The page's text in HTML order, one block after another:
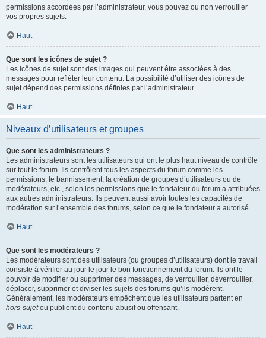
permissions accordées par l’administrateur, vous pouvez ou non verrouiller
vos propres sujets.
Haut
Que sont les icônes de sujet ?
Les icônes de sujet sont des images qui peuvent être associées à des
messages pour refléter leur contenu. La possibilité d’utiliser des icônes de
sujet dépend des permissions définies par l’administrateur.
Haut
Niveaux d’utilisateurs et groupes
Que sont les administrateurs ?
Les administrateurs sont les utilisateurs qui ont le plus haut niveau de contrôle
sur tout le forum. Ils contrôlent tous les aspects du forum comme les
permissions, le bannissement, la création de groupes d’utilisateurs ou de
modérateurs, etc., selon les permissions que le fondateur du forum a attribuées
aux autres administrateurs. Ils peuvent aussi avoir toutes les capacités de
modération sur l’ensemble des forums, selon ce que le fondateur a autorisé.
Haut
Que sont les modérateurs ?
Les modérateurs sont des utilisateurs (ou groupes d’utilisateurs) dont le travail
consiste à vérifier au jour le jour le bon fonctionnement du forum. Ils ont le
pouvoir de modifier ou supprimer des messages, de verrouiller, déverrouiller,
déplacer, supprimer et diviser les sujets des forums qu’ils modèrent.
Généralement, les modérateurs empêchent que les utilisateurs partent en
hors-sujetou publient du contenu abusif ou offensant.
Haut